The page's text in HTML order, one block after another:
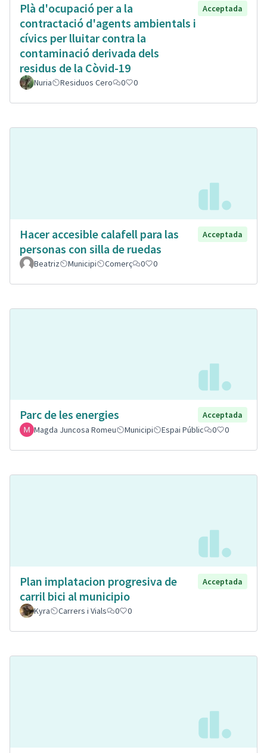
Plà d'ocupació per a la
contractació d'agents ambientals i
cívics per lluitar contra la
contaminació derivada dels
residus de la Còvid-19
Acceptada
Nuria Residuos Cero 0 0
Hacer accesible calafell para las
personas con silla de ruedas
Acceptada
Beatriz Municipi Comerç 0 0
Parc de les energies
Acceptada
Magda Juncosa Romeu
Municipi Espai Públic 0 0
Plan implatacion progresiva de
carril bici al municipio
Acceptada
Kyra Carrers i Vials 0 0